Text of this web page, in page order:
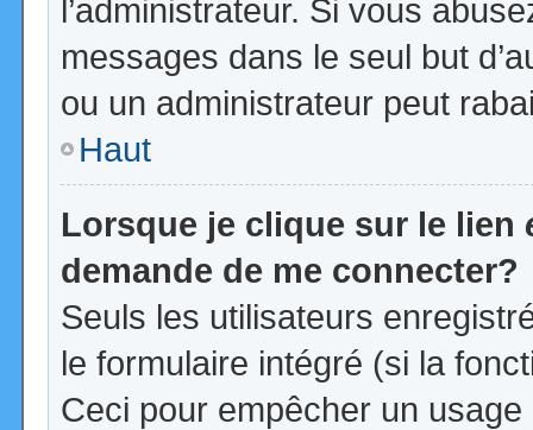
l’administrateur. Si vous
messages dans le seul but
ou un administrateur peut
Haut
Lorsque je clique sur le lien
demande de me connecter?
Seuls les utilisateurs
le formulaire intégré (si la
Ceci pour empêcher un